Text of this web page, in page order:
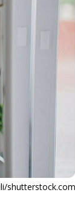
shutterstock.com